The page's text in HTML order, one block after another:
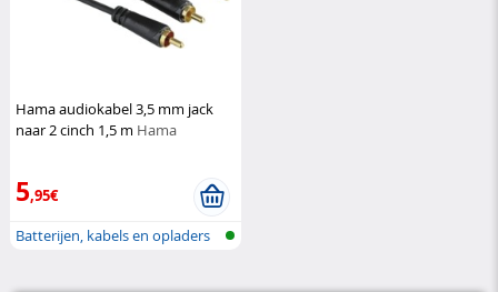
Hama audiokabel 3,5 mm jack
naar 2 cinch 1,5 m Hama
5,95€
Batterijen, kabels en opladers